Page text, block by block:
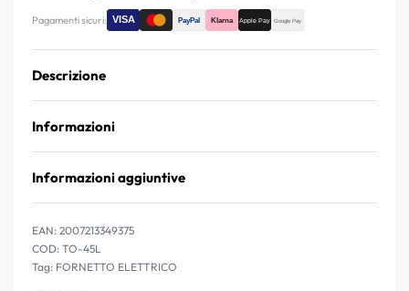
Pagamenti sicuri:
Descrizione
Informazioni
Informazioni aggiuntive
EAN: 2007213349375
TO-45L
Tag: FORNETTO ELETTRICO